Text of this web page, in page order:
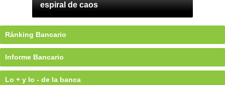
espiral de caos
Ránking Bancario
Informe Bancario
Lo + y lo - de la banca